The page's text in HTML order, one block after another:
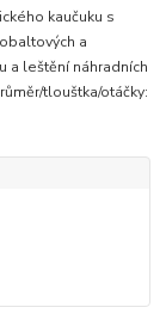
kaučuku s
a
a leštění náhradních
tlouštka/otáčky: